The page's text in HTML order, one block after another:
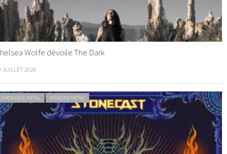
Wolfe dévoile The Dark
JUILLET 2026
METAL WEBZINE METAL